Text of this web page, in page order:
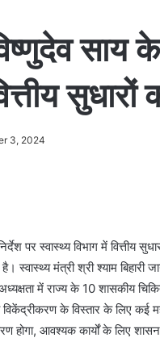
साय
3, 2024
पर स्वास्थ्य विभाग में वित्तीय
है। स्वास्थ्य मंत्री श्री श्याम
में राज्य के 10 शासकीय
विकेंद्रीकरण के विस्तार के लिए कई
होगा, आवश्यक कार्यों के लिए